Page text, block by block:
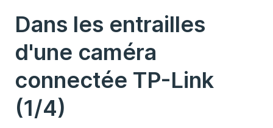
Dans les entrailles
d'une caméra
connectée TP-Link
(1/4)